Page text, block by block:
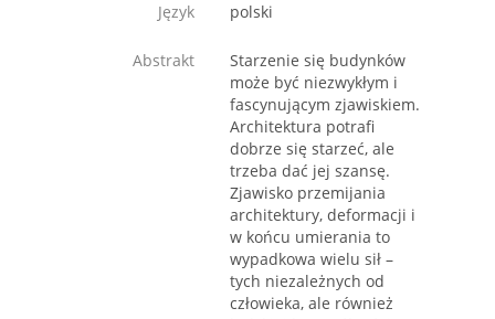
Język polski
Abstrakt
Starzenie się budynków
może być niezwykłym i
fascynującym zjawiskiem.
Architektura potrafi
dobrze się starzeć, ale
trzeba dać jej szansę.
Zjawisko przemijania
architektury, deformacji i
w końcu umierania to
wypadkowa wielu sił –
tych niezależnych od
człowieka, ale również